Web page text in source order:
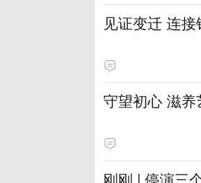
见证变迁 连
守望初心 滋
刚刚 | 停演三